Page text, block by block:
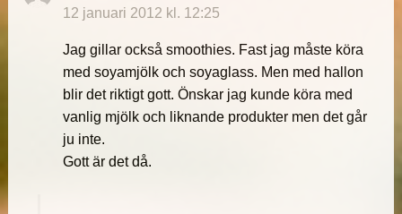
12 januari 2012 kl. 12:25
Jag gillar också smoothies. Fast jag måste köra
med soyamjölk och soyaglass. Men med hallon
blir det riktigt gott. Önskar jag kunde köra med
vanlig mjölk och liknande produkter men det går
ju inte.
Gott är det då.